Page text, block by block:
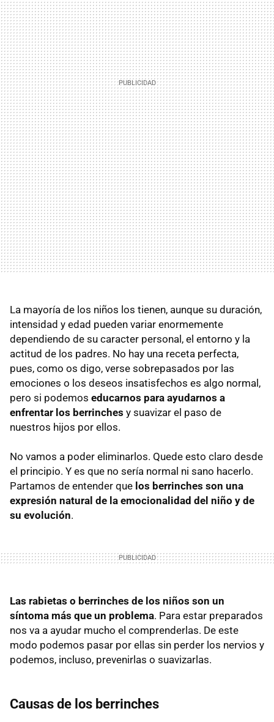
La mayoría de los niños los tienen, aunque su duración,
intensidad y edad pueden variar enormemente
dependiendo de su caracter personal, el entorno y la
actitud de los padres. No hay una receta perfecta,
pues, como os digo, verse sobrepasados por las
emociones o los deseos insatisfechos es algo normal,
pero si podemos educarnos para ayudarnos a
enfrentar los berrinches y suavizar el paso de
nuestros hijos por ellos.
No vamos a poder eliminarlos. Quede esto claro desde
el principio. Y es que no sería normal ni sano hacerlo.
Partamos de entender que los berrinches son una
expresión natural de la emocionalidad del niño y de
su evolución.
Las rabietas o berrinches de los niños son un
síntoma más que un problema. Para estar preparados
nos va a ayudar mucho el comprenderlas. De este
modo podemos pasar por ellas sin perder los nervios y
podemos, incluso, prevenirlas o suavizarlas.
Causas de los berrinches